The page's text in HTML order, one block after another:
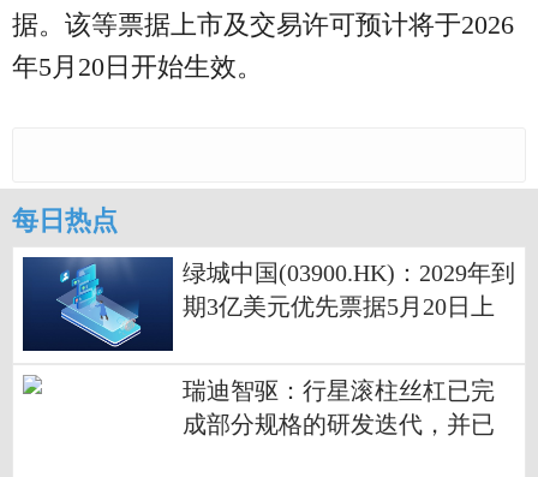
据。该等票据上市及交易许可预计将于2026
年5月20日开始生效。
每日热点
绿城中国(03900.HK)：2029年到
期3亿美元优先票据5月20日上
瑞迪智驱：行星滚柱丝杠已完
成部分规格的研发迭代，并已